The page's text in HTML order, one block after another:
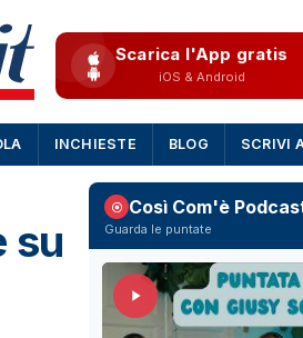
Scarica l'App gratis
iOS & Android
INCHIESTE BLOG SCRIVI
su
Così Com'è
Guarda le puntate